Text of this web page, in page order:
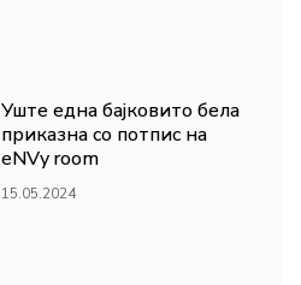
Уште една бајковито бела
приказна со потпис на
eNVy room
15.05.2024